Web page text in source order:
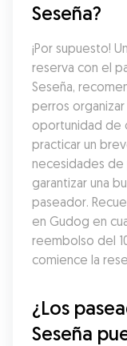
Seseña?
¡Por supuesto!
reserva con el
Seseña,
perros
oportunidad de
practicar un
necesidades
garantizar una
paseador.
en Gudog en
reembolso del
comience la
¿Los
Seseña